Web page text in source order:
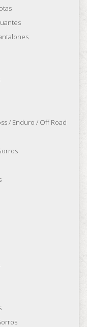
/ Enduro / Off Road